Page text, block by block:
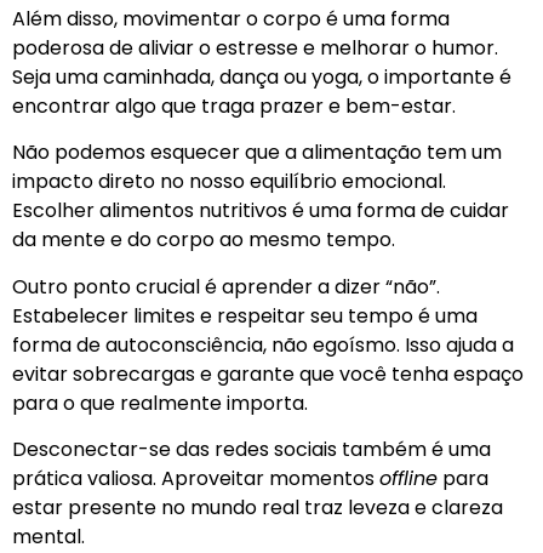
Além disso, movimentar o corpo é uma forma
poderosa de aliviar o estresse e melhorar o humor.
Seja uma caminhada, dança ou yoga, o importante é
encontrar algo que traga prazer e bem-estar.
Não podemos esquecer que a alimentação tem um
impacto direto no nosso equilíbrio emocional.
Escolher alimentos nutritivos é uma forma de cuidar
da mente e do corpo ao mesmo tempo.
Outro ponto crucial é aprender a dizer “não”.
Estabelecer limites e respeitar seu tempo é uma
forma de autoconsciência, não egoísmo. Isso ajuda a
evitar sobrecargas e garante que você tenha espaço
para o que realmente importa.
Desconectar-se das redes sociais também é uma
prática valiosa. Aproveitar momentosoffline para
estar presente no mundo real traz leveza e clareza
mental.